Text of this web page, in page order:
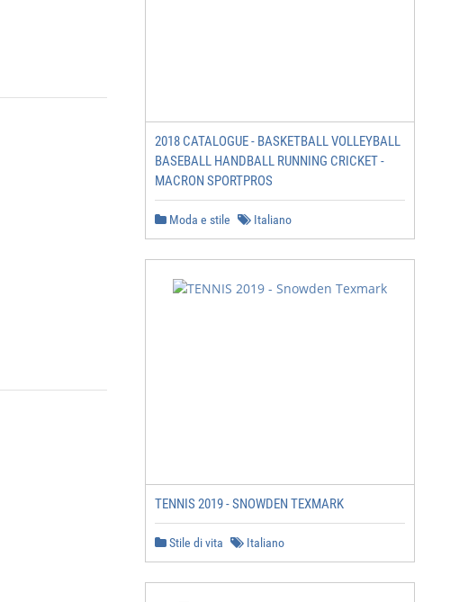
2018 CATALOGUE - BASKETBALL VOLLEYBALL
BASEBALL HANDBALL RUNNING CRICKET -
MACRON SPORTPROS
Moda e stile Italiano
TENNIS 2019 - SNOWDEN TEXMARK
Stile di vita Italiano